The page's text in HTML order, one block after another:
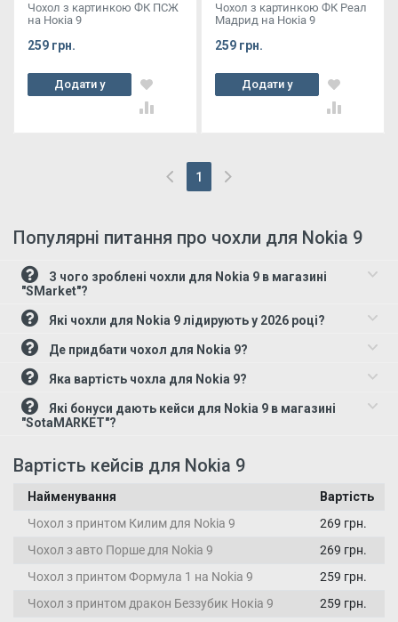
Чохол з картинкою ФК ПСЖ
на Нокіа 9
259 грн.
Додати у
кошик
Чохол з картинкою ФК Реал
Мадрид на Нокіа 9
259 грн.
Додати у
кошик
1
(current)
Популярні питання про чохли для Nokia 9
"SMarket"?
Які чохли для Nokia 9 лідирують у 2026 році?
Де придбати чохол для Nokia 9?
Яка вартість чохла для Nokia 9?
"SotaMARKET"?
Вартість кейсів для Nokia 9
Найменування
Вартість
Чохол з принтом Килим для Nokia 9
269 грн.
Чохол з авто Порше для Nokia 9
269 грн.
Чохол з принтом Формула 1 на Nokia 9
259 грн.
Чохол з принтом дракон Беззубик Нокіа 9
259 грн.